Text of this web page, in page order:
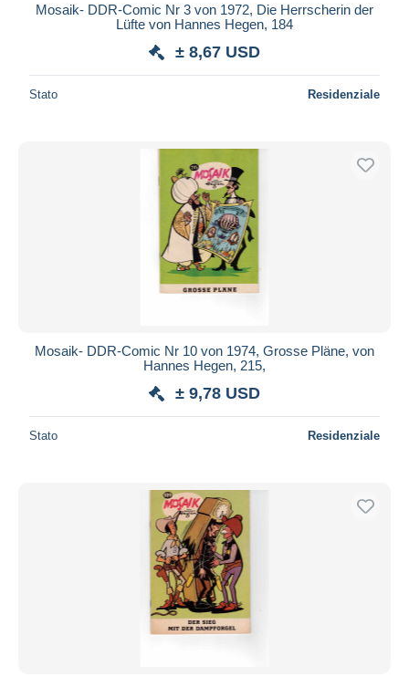
Mosaik- DDR-Comic Nr 3 von 1972, Die Herrscherin der
Lüfte von Hannes Hegen, 184
± 8,67 USD
Stato Residenziale
Mosaik- DDR-Comic Nr 10 von 1974, Grosse Pläne, von
Hannes Hegen, 215,
± 9,78 USD
Stato Residenziale